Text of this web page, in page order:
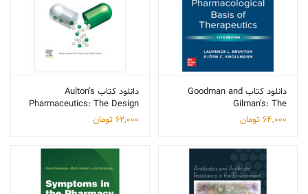
دانلود کتاب Goodman and
Gilman’s: The
Pharmacological Basis of
64,000 تومان
دانلود کتاب Aulton’s
Pharmaceutics: The Design
and Manufacture of
62,000 تومان